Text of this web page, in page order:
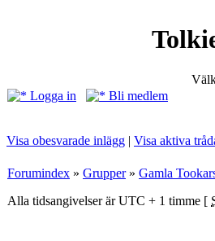
Logga in
Bli medlem
Visa obesvarade inlägg | Visa aktiva
Forumindex » Grupper» Gamla
Alla tidsangivelser är UTC + 1 timme [